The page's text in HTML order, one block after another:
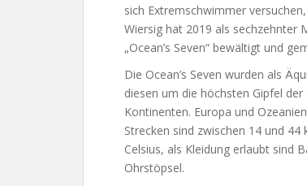
sich Extremschwimmer
Wiersig hat 2019 als sechzehnter
„Ocean’s Seven“ bewältigt und
Die Ocean’s Seven wurden als
diesen um die höchsten Gipfel
Kontinenten. Europa und
Strecken sind zwischen 14 und
Celsius, als Kleidung erlaubt sind
Ohrstöpsel.